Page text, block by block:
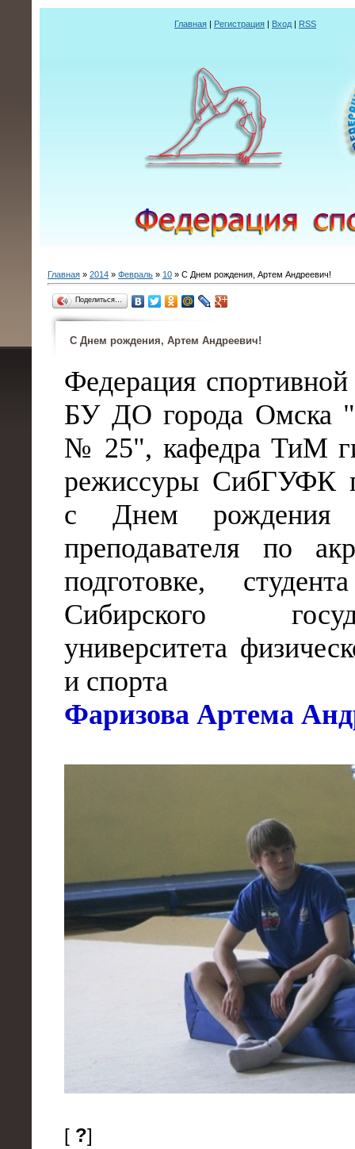
Главная | Регистрация | Вход | RSS
Главная » 2014 » Февраль » 10 » С Днем рождения, Артем Андреевич!
Поделиться…
С Днем рождения, Артем Андреевич!
Федерация
БУ ДО города
№ 25", кафедра ТиМ
режиссуры СибГУФК
с Днем рождения
преподавателя по
подготовке,
Сибирского
университета
и спорта
Фаризова Артема
[ ?]